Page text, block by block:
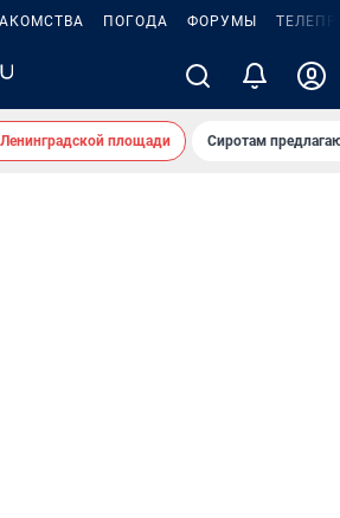
ПОГОДА ФОРУМЫ
площади Сиротам